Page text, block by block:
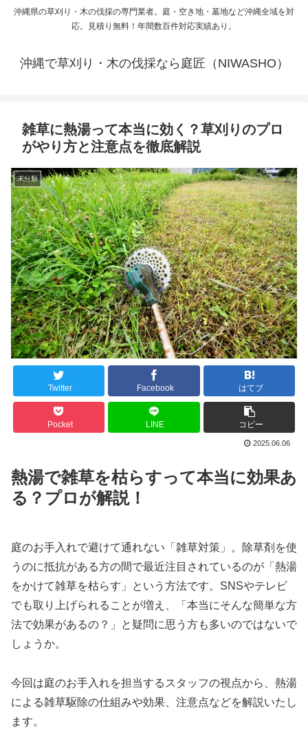
沖縄県の草刈り・木の伐採の専門業者。庭・空き地・墓地など沖縄全域を対
応。見積り無料！年間数百件対応実績あり。
沖縄で草刈り・木の伐採なら庭匠（NIWASHO）
雑草に熱湯って本当に効く？草刈りのプロ
がやり方と注意点を徹底解説
未分類
Twitter Facebook はてブ
Pocket LINE コピー
2025.06.06
熱湯で雑草を枯らすって本当に効果あ
る？プロが解説！
庭のお手入れで避けて通れない「雑草対策」。除草剤を使
うのに抵抗がある方の間で最近注目されているのが「熱湯
をかけて雑草を枯らす」という方法です。SNSやテレビ
でも取り上げられることが増え、「本当にそんな簡単な方
法で効果があるの？」と疑問に思う方も多いのではないで
しょうか。
今回は庭のお手入れを担当するスタッフの視点から、熱湯
による雑草駆除の仕組みや効果、注意点などを解説いたし
ます。